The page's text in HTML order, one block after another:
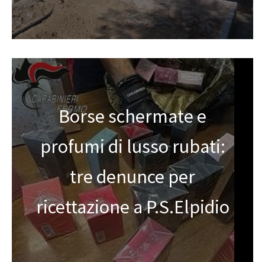
Borse schermate e
profumi di lusso rubati:
tre denunce per
ricettazione a P.S.Elpidio